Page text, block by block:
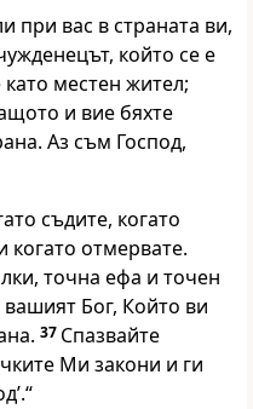
при вас в страната ви,
който се е
местен жител;
и вие бяхте
Аз съм Господ,
съдите, когато
когато отмервате.
точна ефа и точен
Бог, Който ви
37 Спазвайте
Ми закони и ги